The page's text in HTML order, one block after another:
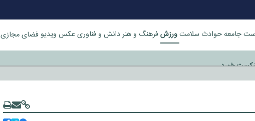
جامعهحوادث سلامتورزشفرهنگ و هنردانش و فناوری عکس ویدیوفضای مجازی
خورد